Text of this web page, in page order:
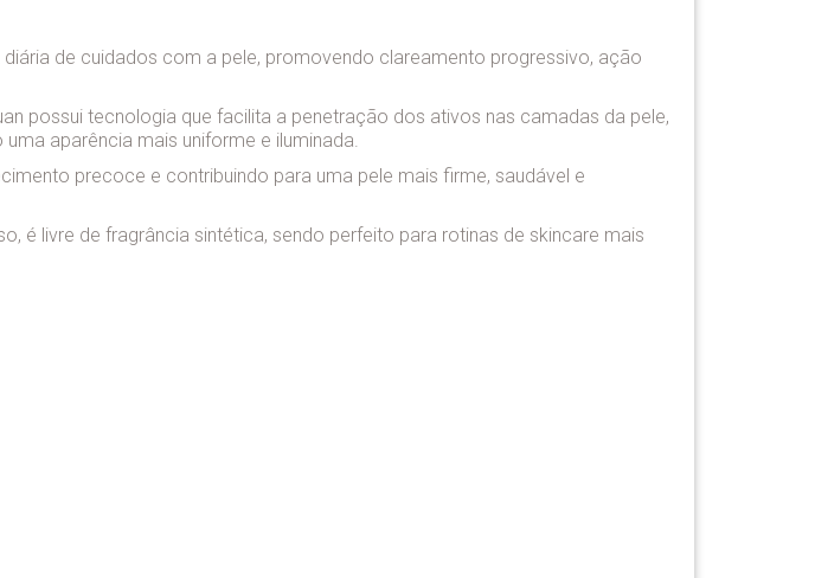
de cuidados com a pele, promovendo clareamento progressivo, ação
possui tecnologia que facilita a penetração dos ativos nas camadas da pele,
aparência mais uniforme e iluminada.
precoce e contribuindo para uma pele mais firme, saudável e
é livre de fragrância sintética, sendo perfeito para rotinas de skincare mais